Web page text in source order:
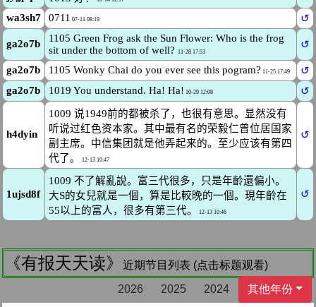
《有报天天读》
近期节目列表 (点击标题观看)
2026
2025 2024
其他年份